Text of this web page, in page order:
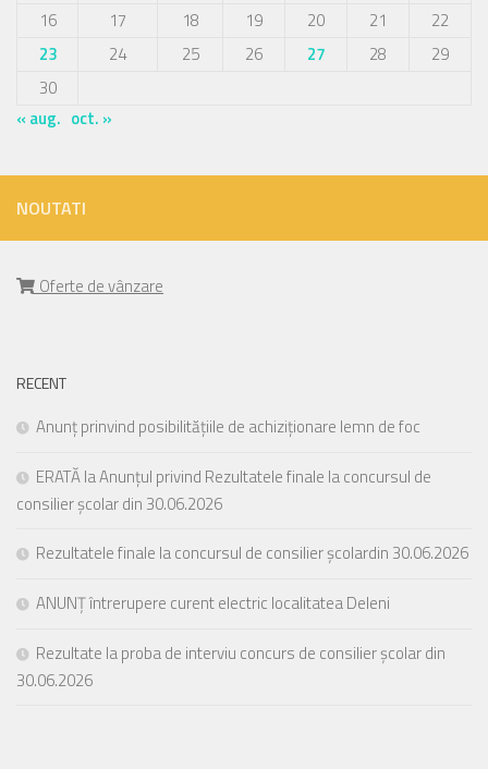
16
17 18 19 20 21
22
23
24 25 26 27 28
29
30
« aug. oct. »
NOUTATI
Oferte de vânzare
RECENT
Anunț prinvind posibilitățiile de achiziționare lemn de foc
ERATĂ la Anunțul privind Rezultatele finale la concursul de
consilier școlar din 30.06.2026
Rezultatele finale la concursul de consilier școlardin 30.06.2026
ANUNȚ întrerupere curent electric localitatea Deleni
Rezultate la proba de interviu concurs de consilier școlar din
30.06.2026